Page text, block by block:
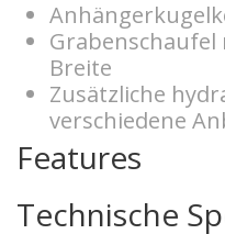
Grabenschaufel
Breite
Zusätzliche
verschiedene
Features
Technische